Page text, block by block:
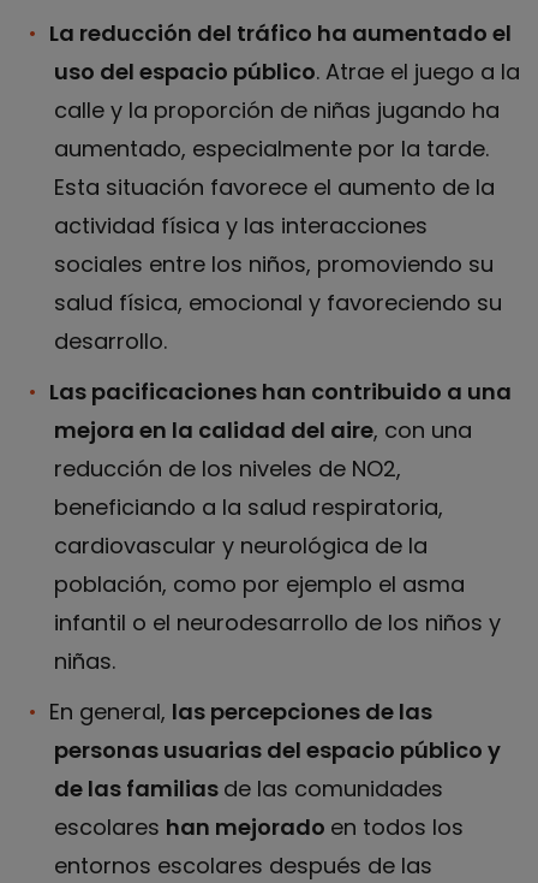
La reducción del tráfico ha aumentado el
uso del espacio público. Atrae el juego a la
calle y la proporción de niñas jugando ha
aumentado, especialmente por la tarde.
Esta situación favorece el aumento de la
actividad física y las interacciones
sociales entre los niños, promoviendo su
salud física, emocional y favoreciendo su
desarrollo.
Las pacificaciones han contribuido a una
mejora en la calidad del aire, con una
reducción de los niveles de NO2,
beneficiando a la salud respiratoria,
cardiovascular y neurológica de la
población, como por ejemplo el asma
infantil o el neurodesarrollo de los niños y
niñas.
En general, las percepciones de las
personas usuarias del espacio público y
de las familias de las comunidades
escolares han mejorado en todos los
entornos escolares después de las